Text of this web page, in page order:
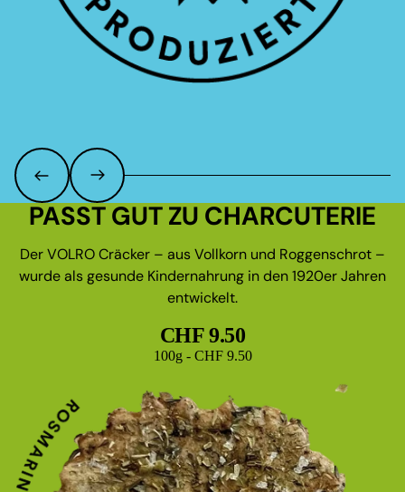
PASST GUT ZU CHARCUTERIE
Der VOLRO Cräcker – aus Vollkorn und Roggenschrot –
wurde als gesunde Kindernahrung in den 1920er Jahren
entwickelt.
CHF 9.50
Grundpreis
100g - CHF 9.50